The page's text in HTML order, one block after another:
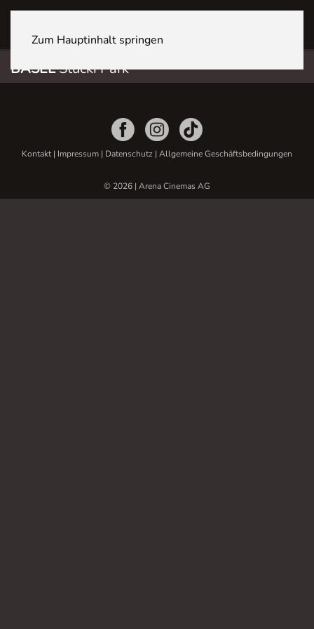
Zum Hauptinhalt springen
BASELStücki Park
Kontakt| Impressum | Datenschutz | Allgemeine Geschäftsbedingungen
© 2026 | Arena Cinemas AG